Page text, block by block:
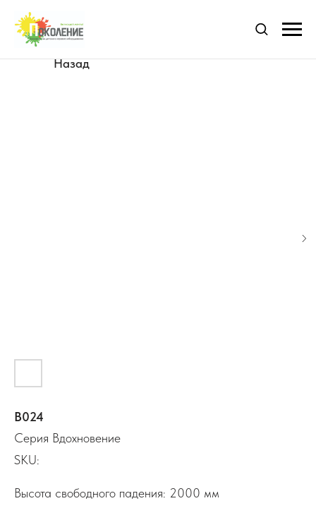
Назад
В024
Серия Вдохновение
SKU:
Высота свободного падения: 2000 мм